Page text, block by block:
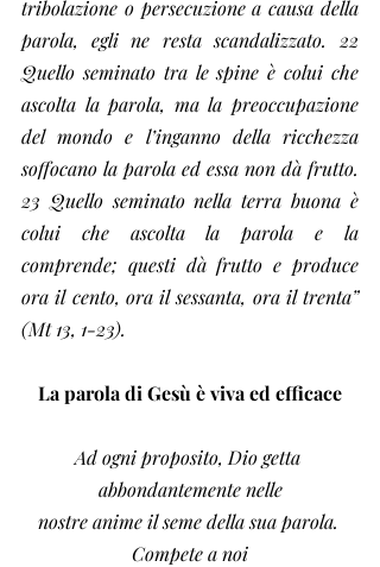
tribolazione o persecuzione a causa della
parola, egli ne resta scandalizzato. 22
Quello seminato tra le spine è colui che
ascolta la parola, ma la preoccupazione
del mondo e l’inganno della ricchezza
soffocano la parola ed essa non dà frutto.
23 Quello seminato nella terra buona è
colui che ascolta la parola e la
comprende; questi dà frutto e produce
ora il cento, ora il sessanta, ora il trenta”
(Mt 13, 1-23).
La parola di Gesù è viva ed efficace
Ad ogni proposito, Dio getta
abbondantemente nelle
nostre anime il seme della sua parola.
Compete a noi